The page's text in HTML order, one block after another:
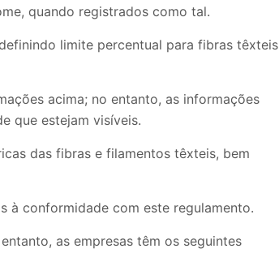
quando registrados como tal.
limite percentual para fibras têxteis
acima; no entanto, as informações
que estejam visíveis.
das fibras e filamentos têxteis, bem
à conformidade com este regulamento.
as empresas têm os seguintes